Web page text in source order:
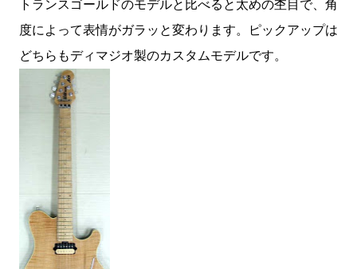
トランスゴールドのモデルと比べると太めの杢目で、角
度によって表情がガラッと変わります。ピックアップは
どちらもディマジオ製のカスタムモデルです。